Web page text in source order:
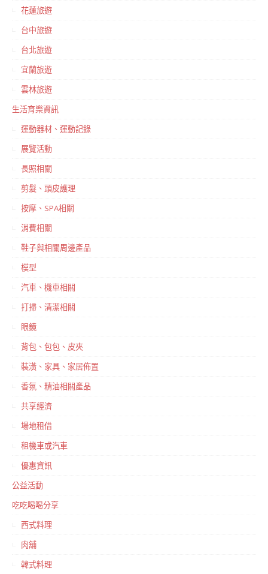
花蓮旅遊
台中旅遊
台北旅遊
宜蘭旅遊
雲林旅遊
生活育樂資訊
運動器材、運動記錄
展覽活動
長照相關
剪髮、頭皮護理
按摩、SPA相關
消費相關
鞋子與相關周邊產品
模型
汽車、機車相關
打掃、清潔相關
眼鏡
背包、包包、皮夾
裝潢、家具、家居佈置
香氛、精油相關產品
共享經濟
場地租借
租機車或汽車
優惠資訊
公益活動
吃吃喝喝分享
西式料理
肉舖
韓式料理